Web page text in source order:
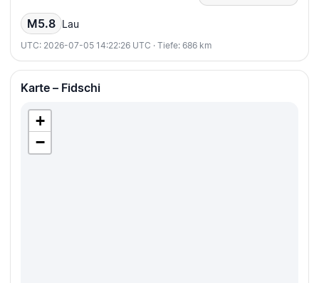
M5.8 Lau
UTC: 2026-07-05 14:22:26 UTC · Tiefe: 686 km
Karte – Fidschi
+
−